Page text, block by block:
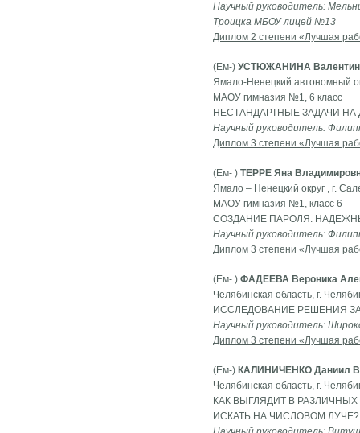
Научный руководитель:
Троицка МБОУ лицей №13
Диплом 2 степени «Лучшая
(Ем-) УСТЮЖАНИНА
Ямало-Ненецкий автономный
МАОУ гимназия №1, 6 класс
НЕСТАНДАРТНЫЕ ЗАДАЧИ
Научный руководитель:
Диплом 3 степени «Лучшая
(Ем- ) ТЕРРЕ Яна
Ямало – Ненецкий округ , г.
МАОУ гимназия №1, класс 6
СОЗДАНИЕ ПАРОЛЯ:
Научный руководитель:
Диплом 3 степени «Лучшая
(Ем- ) ФАДЕЕВА Вероника
Челябинская область, г.
ИССЛЕДОВАНИЕ РЕШЕНИЯ
Научный руководитель:
Диплом 3 степени «Лучшая
(Ем-) КАЛИНИЧЕНКО Даниил
Челябинская область, г.
КАК ВЫГЛЯДИТ В
ИСКАТЬ НА ЧИСЛОВОМ ЛУЧЕ?